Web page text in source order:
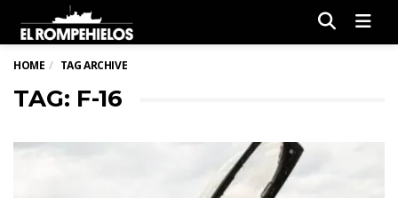
HOME TAG ARCHIVE
TAG: F-16